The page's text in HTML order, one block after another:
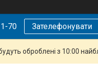
70 Зателефонувати
оброблені з 10:00